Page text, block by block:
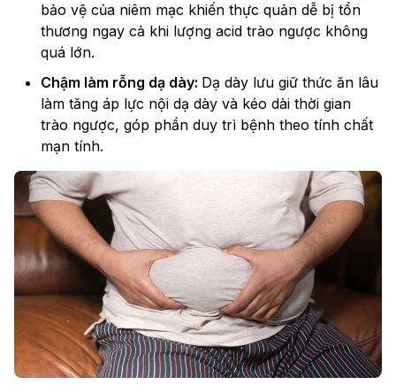
bảo vệ của niêm mạc khiến thực quản dễ bị tổn
thương ngay cả khi lượng acid trào ngược không
quá lớn.
Chậm làm rỗng dạ dày: Dạ dày lưu giữ thức ăn lâu
làm tăng áp lực nội dạ dày và kéo dài thời gian
trào ngược, góp phần duy trì bệnh theo tính chất
mạn tính.